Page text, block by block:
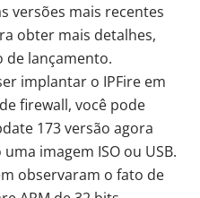
versões mais recentes
obter mais detalhes,
de lançamento.
implantar o IPFire em
firewall, você pode
173 versão agora
imagem ISO ou USB.
observaram o fato de